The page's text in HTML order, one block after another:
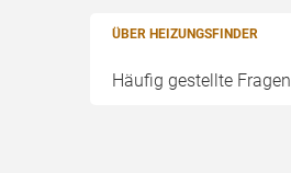
ÜBER HEIZUNGSFINDER
Häufig gestellte Fragen